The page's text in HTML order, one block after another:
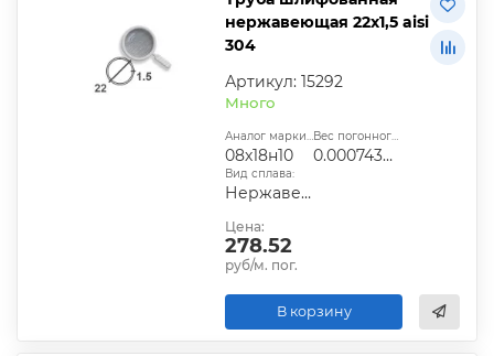
нержавеющая 22х1,5 aisi
304
Артикул: 15292
Много
Аналог марки стали:
08х18н10
Вес погонного метра, т.:
0.0007438425
Вид сплава:
Нержавеющий
Цена:
278.52
руб/м. пог.
В корзину